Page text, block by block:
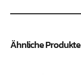
Ähnliche Produkte